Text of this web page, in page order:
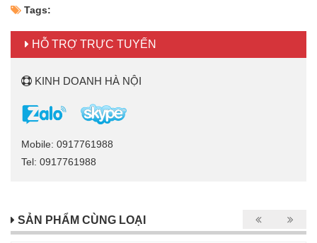
Tags:
HỖ TRỢ TRỰC TUYẾN
KINH DOANH HÀ NỘI
Mobile: 0917761988
Tel: 0917761988
SẢN PHẨM CÙNG LOẠI